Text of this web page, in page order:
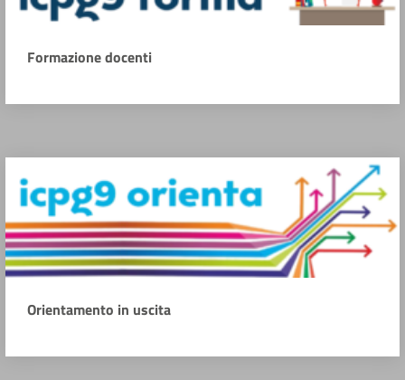
Formazione docenti
Orientamento in uscita